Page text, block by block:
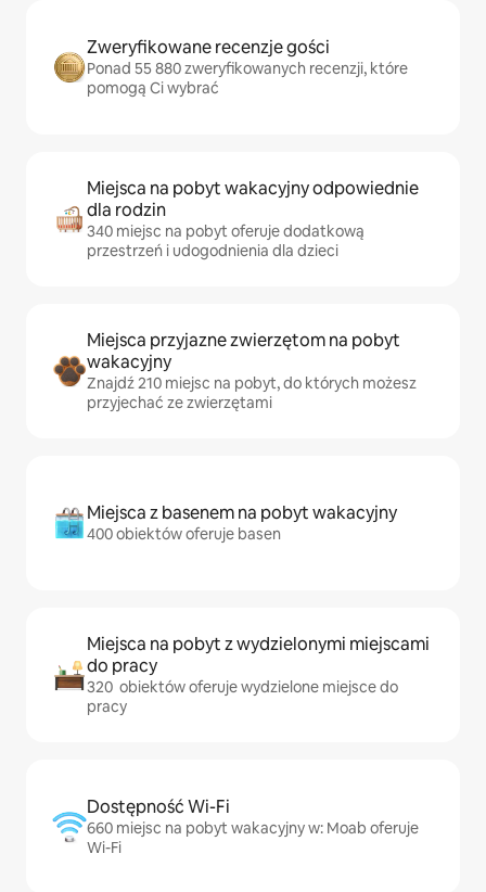
Zweryfikowane recenzje gości
Ponad 55 880 zweryfikowanych recenzji, które
pomogą Ci wybrać
Miejsca na pobyt wakacyjny odpowiednie
dla rodzin
340 miejsc na pobyt oferuje dodatkową
przestrzeń i udogodnienia dla dzieci
Miejsca przyjazne zwierzętom na pobyt
wakacyjny
Znajdź 210 miejsc na pobyt, do których możesz
przyjechać ze zwierzętami
Miejsca z basenem na pobyt wakacyjny
400 obiektów oferuje basen
Miejsca na pobyt z wydzielonymi miejscami
do pracy
320 obiektów oferuje wydzielone miejsce do
pracy
Dostępność Wi-Fi
660 miejsc na pobyt wakacyjny w: Moab oferuje
Wi-Fi